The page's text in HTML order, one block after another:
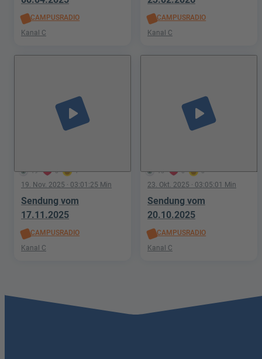
CAMPUSRADIO
Kanal C
CAMPUSRADIO
Kanal C
19 0 1
play_arrow
19. Nov. 2025 · 03:01:25 Min
Sendung vom
17.11.2025
CAMPUSRADIO
Kanal C
15 0 0
play_arrow
23. Okt. 2025 · 03:05:01 Min
Sendung vom
20.10.2025
CAMPUSRADIO
Kanal C